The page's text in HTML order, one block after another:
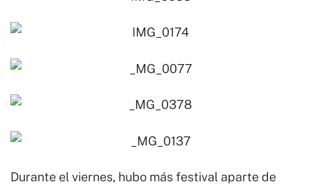
Durante el viernes, hubo más festival aparte de